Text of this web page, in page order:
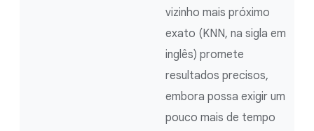
vizinho mais próximo
exato (KNN, na sigla em
inglês) promete
resultados precisos,
embora possa exigir um
pouco mais de tempo